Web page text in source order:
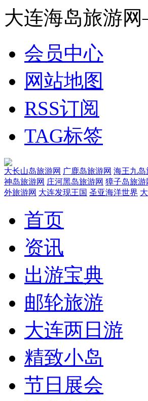
大连海岛旅游
会员中心
网站地图
RSS订阅
TAG标签
大长山岛旅游网 广鹿岛旅游网 海王九岛
神岛旅游网 庄河黑岛旅游网 獐子岛旅游
外旅游网 大连发现王国 圣亚海洋世界
首页
资讯
出游宝典
邮轮旅游
大连两日游
精致小岛
节日展会